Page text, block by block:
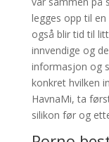
legges opp til
også blir tid til
innvendige og
informasjon og
konkret hvilken
HavnaMi, ta
silikon før og